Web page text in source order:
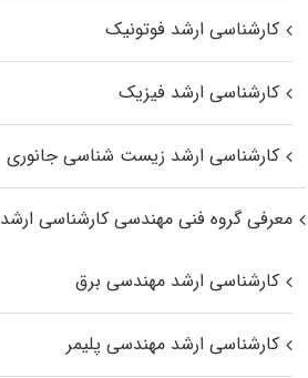
کارشناسی ارشد فوتونیک
کارشناسی ارشد فیزیک
کارشناسی ارشد زیست‌ شناسی جانوری
معرفی گروه فنی مهندسی کارشناسی ارشد
کارشناسی ارشد مهندسی برق
کارشناسی ارشد مهندسی پلیمر